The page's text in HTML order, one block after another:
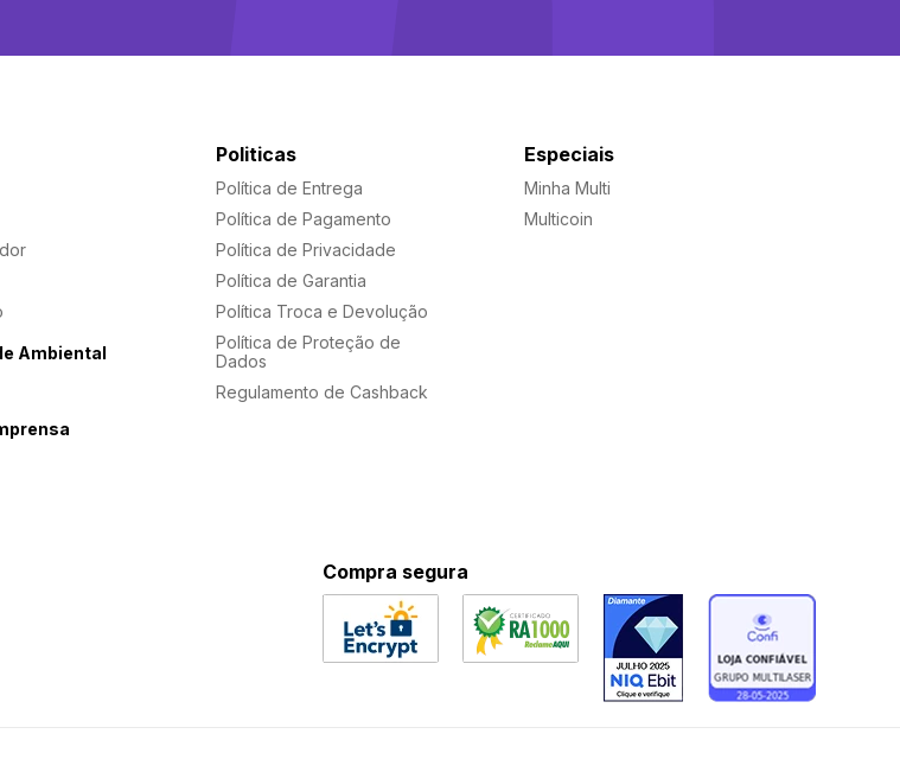
Ambiental
Politicas
Política de Entrega
Política de Pagamento
Política de Privacidade
Política de Garantia
Política Troca e Devolução
Política de Proteção de
Dados
Regulamento de Cashback
Especiais
Minha Multi
Multicoin
Compra segura